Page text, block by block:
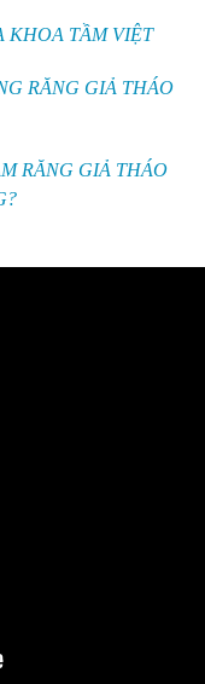
KHOA TẦM VIỆT
RĂNG GIẢ THÁO
RĂNG GIẢ THÁO